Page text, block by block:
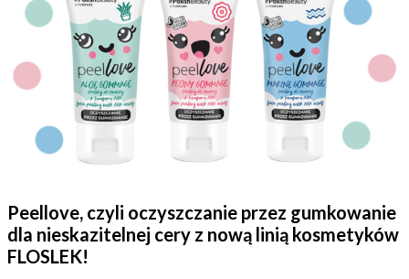
Peellove, czyli oczyszczanie przez gumkowanie
dla nieskazitelnej cery z nową linią kosmetyków
FLOSLEK!